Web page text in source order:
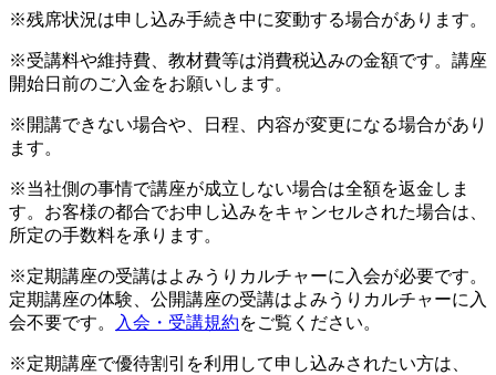
※残席状況は申し込み手続き中に変動する場合があります。
※受講料や維持費、教材費等は消費税込みの金額です。講座
開始日前のご入金をお願いします。
※開講できない場合や、日程、内容が変更になる場合があり
ます。
※当社側の事情で講座が成立しない場合は全額を返金しま
す。お客様の都合でお申し込みをキャンセルされた場合は、
所定の手数料を承ります。
※定期講座の受講はよみうりカルチャーに入会が必要です。
定期講座の体験、公開講座の受講はよみうりカルチャーに入
会不要です。
入会・受講規約をご覧ください。
※定期講座で優待割引を利用して申し込みされたい方は、